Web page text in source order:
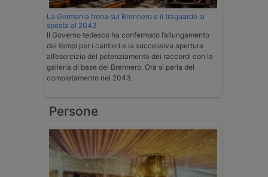
La Germania frena sul Brennero e il traguardo si
sposta al 2043
Il Governo tedesco ha confermato l’allungamento
dei tempi per i cantieri e la successiva apertura
all’esercizio del potenziamento dei raccordi con la
galleria di base del Brennero. Ora si parla del
completamento nel 2043.
Persone